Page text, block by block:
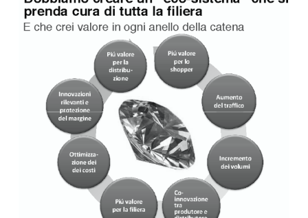
consumatori
GS1 Italy GS1 Italy